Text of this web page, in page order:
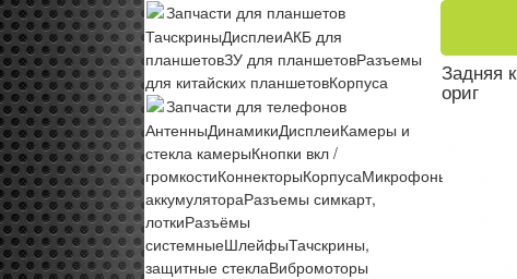
Запчасти для планшетов
ТачскриныДисплеиАКБ для
планшетовЗУ для планшетовРазъемы
для китайских планшетовКорпуса
Запчасти для телефонов
АнтенныДинамикиДисплеиКамеры и
стекла камерыКнопки вкл /
громкостиКоннекторыКорпусаМикрофоны
аккумулятораРазъемы симкарт,
лоткиРазъёмы
системныеШлейфыТачскрины,
защитные стеклаВибромоторы
Задняя
ориг